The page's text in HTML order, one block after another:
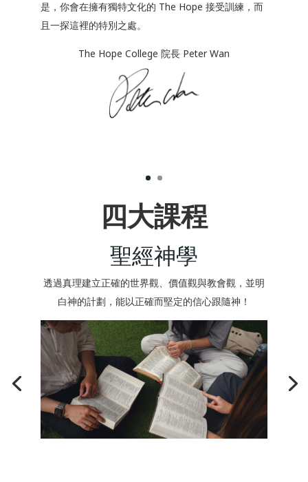
是，你會在擁有獨特文化的 The Hope 接受訓練，而
且一探這裡的特別之處。
The Hope College 院長 Peter Wan
四大課程
聖經神學
透過真理建立正確的世界觀、價值觀與教會觀，並明
白神的計劃，能以正確而堅定的信心跟隨神！